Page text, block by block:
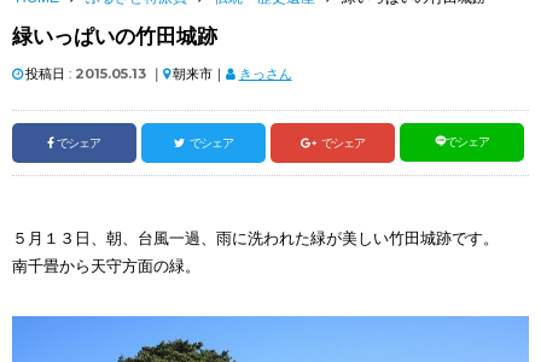
緑いっぱいの竹田城跡
投稿日 : 2015.05.13 ｜ 朝来市｜ きっさん
でシェア でシェア でシェア でシェア
５月１３日、朝、台風一過、雨に洗われた緑が美しい竹田城跡です。
南千畳から天守方面の緑。